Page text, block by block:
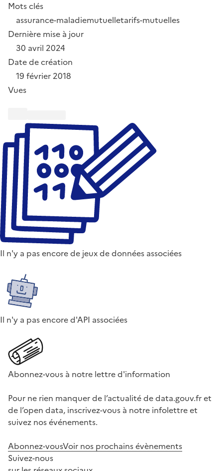
Mots clés
assurance-maladiemutuelletarifs-mutuelles
Dernière mise à jour
30 avril 2024
Date de création
19 février 2018
Vues
Il n'y a pas encore de jeux de données associées
Il n'y a pas encore d'API associées
Abonnez-vous à notre lettre d'information
Pour ne rien manquer de l’actualité de data.gouv.fr et
de l’open data, inscrivez-vous à notre infolettre et
suivez nos événements.
Abonnez-vousVoir nos prochains évènements
Suivez-nous